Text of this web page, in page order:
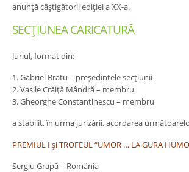
anunţă câştigătorii ediţiei a XX-a.
SECŢIUNEA CARICATURĂ
Juriul, format din:
1. Gabriel Bratu – preşedintele secţiunii
2. Vasile Crăiţă Mândră – membru
3. Gheorghe Constantinescu – membru
a stabilit, în urma jurizării, acordarea
PREMIUL I şi TROFEUL “UMOR … LA GURA
Sergiu Grapă – România